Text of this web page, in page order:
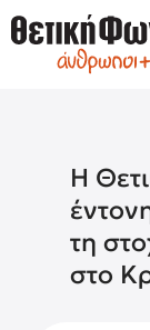
Η
τη
στο